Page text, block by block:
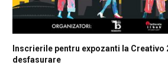
Inscrierile pentru expozanti la Creativo
desfasurare